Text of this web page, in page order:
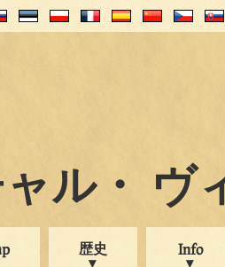
ル・ ヴ
歴史 Info